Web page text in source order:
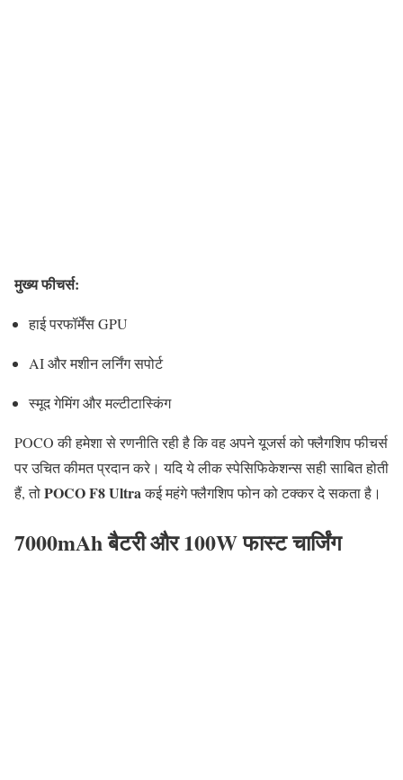
मुख्य फीचर्स:
हाई परफॉर्मेंस GPU
AI और मशीन लर्निंग सपोर्ट
स्मूद गेमिंग और मल्टीटास्किंग
POCO की हमेशा से रणनीति रही है कि वह अपने यूजर्स को फ्लैगशिप फीचर्स
पर उचित कीमत प्रदान करे। यदि ये लीक स्पेसिफिकेशन्स सही साबित होती
हैं, तोPOCO F8 Ultraकई महंगे फ्लैगशिप फोन को टक्कर दे सकता है।
7000mAh बैटरी और 100W फास्ट चार्जिंग